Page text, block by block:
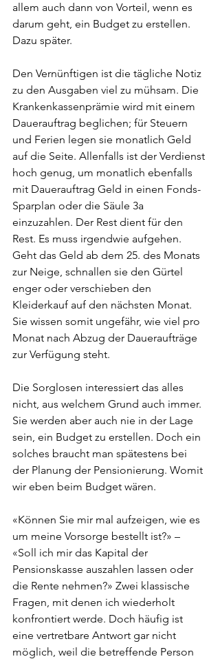
allem auch dann von Vorteil, wenn es
darum geht, ein Budget zu erstellen.
Dazu später.
Den Vernünftigen ist die tägliche Notiz
zu den Ausgaben viel zu mühsam. Die
Krankenkassenprämie wird mit einem
Dauerauftrag beglichen; für Steuern
und Ferien legen sie monatlich Geld
auf die Seite. Allenfalls ist der Verdienst
hoch genug, um monatlich ebenfalls
mit Dauerauftrag Geld in einen Fonds-
Sparplan oder die Säule 3a
einzuzahlen. Der Rest dient für den
Rest. Es muss irgendwie aufgehen.
Geht das Geld ab dem 25. des Monats
zur Neige, schnallen sie den Gürtel
enger oder verschieben den
Kleiderkauf auf den nächsten Monat.
Sie wissen somit ungefähr, wie viel pro
Monat nach Abzug der Daueraufträge
zur Verfügung steht.
Die Sorglosen interessiert das alles
nicht, aus welchem Grund auch immer.
Sie werden aber auch nie in der Lage
sein, ein Budget zu erstellen. Doch ein
solches braucht man spätestens bei
der Planung der Pensionierung. Womit
wir eben beim Budget wären.
«Können Sie mir mal aufzeigen, wie es
um meine Vorsorge bestellt ist?» –
«Soll ich mir das Kapital der
Pensionskasse auszahlen lassen oder
die Rente nehmen?» Zwei klassische
Fragen, mit denen ich wiederholt
konfrontiert werde. Doch häufig ist
eine vertretbare Antwort gar nicht
möglich, weil die betreffende Person